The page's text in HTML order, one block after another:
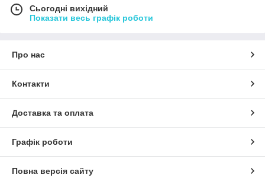
Сьогодні вихідний
Показати весь графік роботи
Про нас
Контакти
Доставка та оплата
Графік роботи
Повна версія сайту